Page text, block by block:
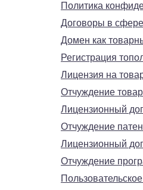
Политика
Договоры в
Домен как
Регистрация
Лицензия на
Отчуждение
Лицензионный
Отчуждение
Лицензионный
Отчуждение